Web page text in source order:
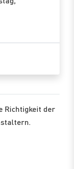
Richtigkeit der